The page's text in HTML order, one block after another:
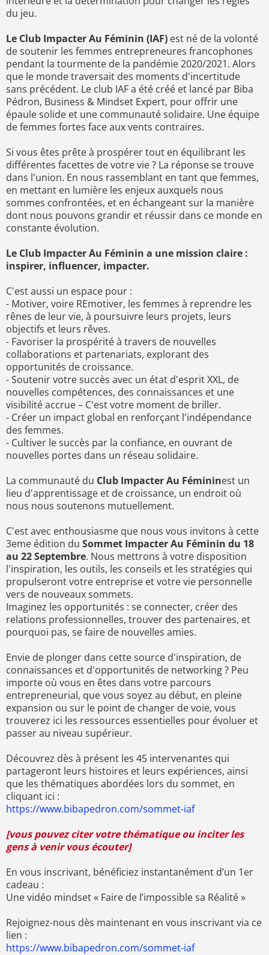
du jeu.
Le Club Impacter Au Féminin (IAF) est né de la volonté
de soutenir les femmes entrepreneures francophones
pendant la tourmente de la pandémie 2020/2021. Alors
que le monde traversait des moments d'incertitude
sans précédent. Le club IAF a été créé et lancé par Biba
Pédron, Business & Mindset Expert, pour offrir une
épaule solide et une communauté solidaire. Une équipe
de femmes fortes face aux vents contraires.
Si vous êtes prête à prospérer tout en équilibrant les
différentes facettes de votre vie ? La réponse se trouve
dans l'union. En nous rassemblant en tant que femmes,
en mettant en lumière les enjeux auxquels nous
sommes confrontées, et en échangeant sur la manière
dont nous pouvons grandir et réussir dans ce monde en
constante évolution.
Le Club Impacter Au Féminin a une mission claire :
inspirer, influencer, impacter.
C'est aussi un espace pour :
- Motiver, voire REmotiver, les femmes à reprendre les
rênes de leur vie, à poursuivre leurs projets, leurs
objectifs et leurs rêves.
- Favoriser la prospérité à travers de nouvelles
collaborations et partenariats, explorant des
opportunités de croissance.
- Soutenir votre succès avec un état d'esprit XXL, de
nouvelles compétences, des connaissances et une
visibilité accrue – C'est votre moment de briller.
- Créer un impact global en renforçant l'indépendance
des femmes.
- Cultiver le succès par la confiance, en ouvrant de
nouvelles portes dans un réseau solidaire.
La communauté du Club Impacter Au Fémininest un
lieu d'apprentissage et de croissance, un endroit où
nous nous soutenons mutuellement.
C'est avec enthousiasme que nous vous invitons à cette
3eme édition du Sommet Impacter Au Féminin du 18
au 22 Septembre. Nous mettrons à votre disposition
l'inspiration, les outils, les conseils et les stratégies qui
propulseront votre entreprise et votre vie personnelle
vers de nouveaux sommets.
Imaginez les opportunités : se connecter, créer des
relations professionnelles, trouver des partenaires, et
pourquoi pas, se faire de nouvelles amies.
Envie de plonger dans cette source d'inspiration, de
connaissances et d'opportunités de networking ? Peu
importe où vous en êtes dans votre parcours
entrepreneurial, que vous soyez au début, en pleine
expansion ou sur le point de changer de voie, vous
trouverez ici les ressources essentielles pour évoluer et
passer au niveau supérieur.
Découvrez dès à présent les 45 intervenantes qui
partageront leurs histoires et leurs expériences, ainsi
que les thématiques abordées lors du sommet, en
cliquant ici :
https://www.bibapedron.com/sommet-iaf
[vous pouvez citer votre thématique ou inciter les
gens à venir vous écouter]
En vous inscrivant, bénéficiez instantanément d’un 1er
cadeau :
Une vidéo mindset « Faire de l’impossible sa Réalité »
Rejoignez-nous dès maintenant en vous inscrivant via ce
lien :
https://www.bibapedron.com/sommet-iaf